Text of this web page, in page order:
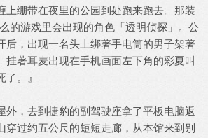
上绷带在夜里的公园到处跑来跑去。那装
的游戏里会出现的角色「透明侦探」。公
后，出现一名头上绑著手电筒的男子架著
挂著耳麦出现在手机画面左下角的彩夏叫
。』
，去到捷豹的副驾驶座拿了平板电脑返
穿过约五公尺的短短走廊，从本馆来到别